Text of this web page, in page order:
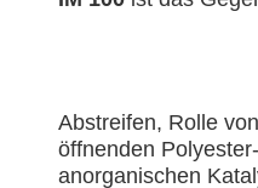
Abstreifen, Rolle
öffnenden
anorganischen